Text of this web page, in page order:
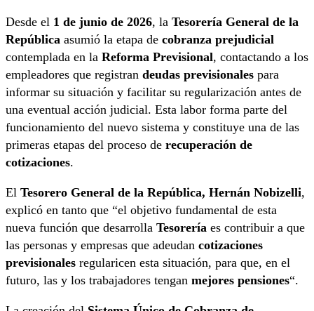
Desde el 1 de junio de 2026, la Tesorería General de la
República asumió la etapa de cobranza prejudicial
contemplada en la Reforma Previsional, contactando a los
empleadores que registran deudas previsionales para
informar su situación y facilitar su regularización antes de
una eventual acción judicial. Esta labor forma parte del
funcionamiento del nuevo sistema y constituye una de las
primeras etapas del proceso de recuperación de
cotizaciones.
El Tesorero General de la República, Hernán Nobizelli,
explicó en tanto que “el objetivo fundamental de esta
nueva función que desarrolla Tesorería es contribuir a que
las personas y empresas que adeudan cotizaciones
previsionales regularicen esta situación, para que, en el
futuro, las y los trabajadores tengan mejores pensiones“.